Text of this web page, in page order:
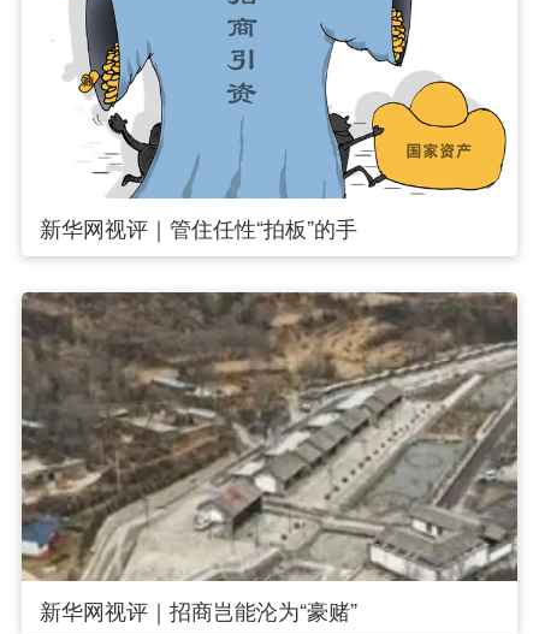
新华网视评｜管住任性“拍板”的手
新华网视评｜招商岂能沦为“豪赌”